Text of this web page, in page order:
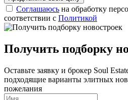
Соглашаюсь на обработку
соответствии с Политикой
Получить подборку
Оставьте заявку и брокер Soul
подходящие варианты элитных
пожелания